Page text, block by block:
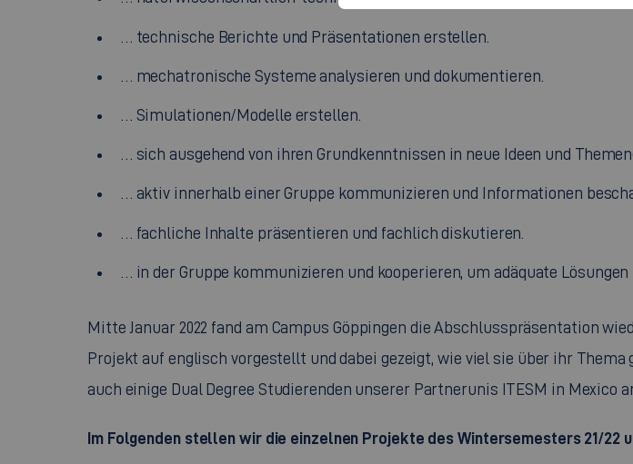
… technische Berichte und Präsentationen erstellen.
… mechatronische Systeme analysieren und dokumentieren.
… Simulationen/Modelle erstellen.
… sich ausgehend von ihren Grundkenntnissen in neue Ideen und
… aktiv innerhalb einer Gruppe kommunizieren und Informationen
… fachliche Inhalte präsentieren und fachlich diskutieren.
… in der Gruppe kommunizieren und kooperieren, um adäquate
Mitte Januar 2022 fand am Campus Göppingen die Abschlusspräsentation
Projekt auf englisch vorgestellt und dabei gezeigt, wie viel sie über ihr
auch einige Dual Degree Studierenden unserer Partnerunis ITESM in Mexico
Im Folgenden stellen wir die einzelnen Projekte des Wintersemesters 21/22